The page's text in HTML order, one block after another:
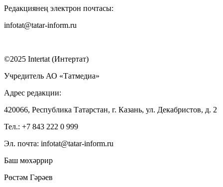
Редакциянең электрон почтасы:
infotat@tatar-inform.ru
©2025 Intertat (Интертат)
Учредитель АО «Татмедиа»
Адрес редакции:
420066, Республика Татарстан, г. Казань, ул. Декабристов, д. 2
Тел.: +7 843 222 0 999
Эл. почта: infotat@tatar-inform.ru
Баш мөхәррир
Рөстәм Гәрәев